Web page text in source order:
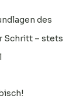
des
Schritt – stets